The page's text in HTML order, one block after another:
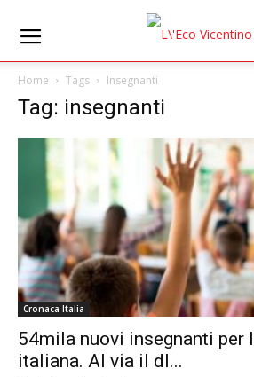
Home Tags Insegnanti
Tag: insegnanti
Cronaca Italia
54mila nuovi insegnanti per
italiana. Al via il dl...